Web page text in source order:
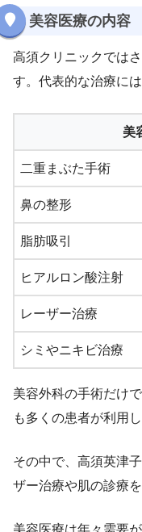
美容医療の内容
高須クリニックでは
す。代表的な治療に
美
二重まぶた手術
鼻の整形
脂肪吸引
ヒアルロン酸注射
レーザー治療
シミやニキビ治療
美容外科の手術だけ
も多くの患者が利用し
その中で、高須英津
ザー治療や肌の診療